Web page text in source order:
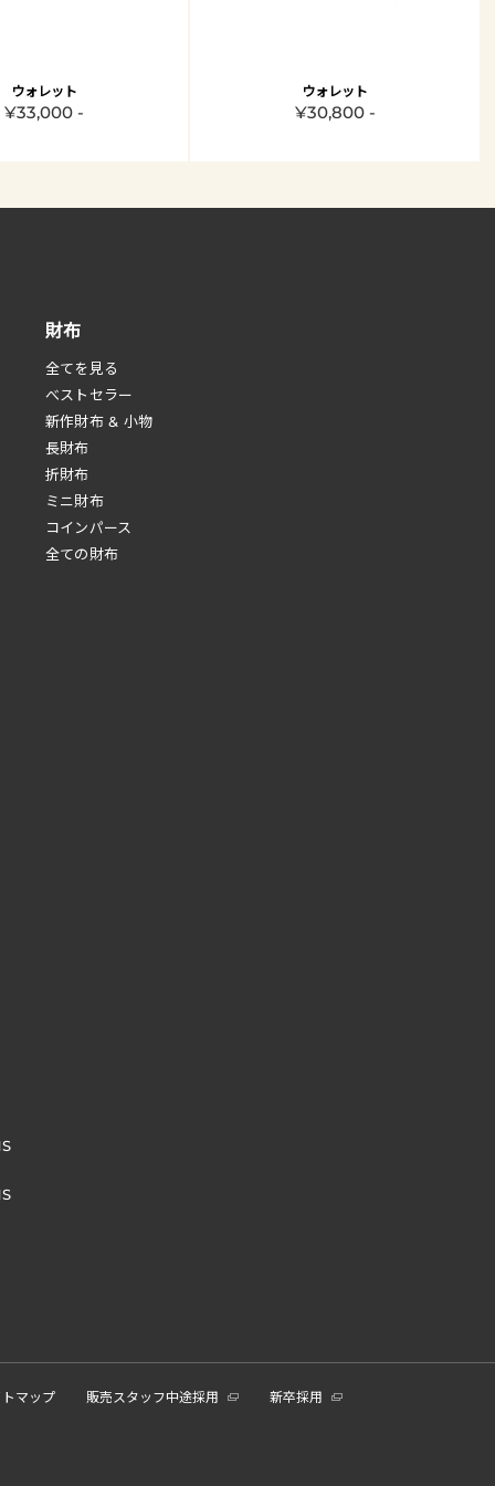
ウォレット
¥33,000 -
ウォレット
¥30,800 -
財布
全てを見る
べストセラー
新作財布 & 小物
長財布
折財布
ミニ財布
コインパース
全ての財布
マップ 販売スタッフ中途採用 新卒採用